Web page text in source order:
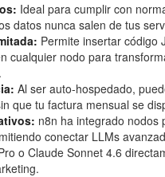
Ideal para cumplir con
datos nunca salen de tus
Permite insertar código
cualquier nodo para
Al ser auto-hospedado,
que tu factura mensual se
n8n ha integrado nodos
conectar LLMs
o Claude Sonnet 4.6